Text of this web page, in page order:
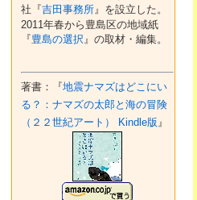
社『吉田事務所』を設立した。
2011年春から豊島区の地域紙
『豊島の選択』の取材・編集。
著書：『地震ナマズはどこにい
る？：ナマズの太郎と海の冒険
（２２世紀アート） Kindle版』